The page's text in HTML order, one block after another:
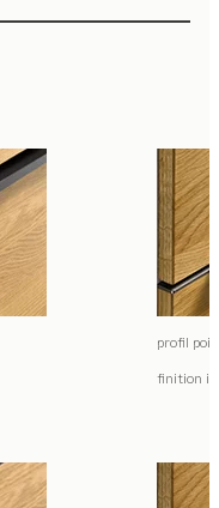
profil
finition